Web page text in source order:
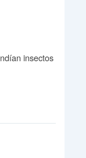
insectos